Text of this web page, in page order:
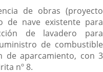
de obras (proyecto
de nave existente para
de lavadero para
de combustible
de aparcamiento, con 3
nº 8.